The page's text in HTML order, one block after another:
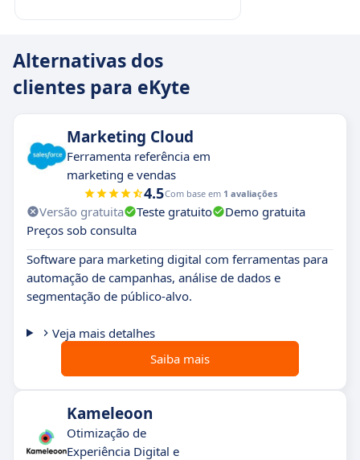
Alternativas dos
clientes para eKyte
Marketing Cloud
Ferramenta referência em
marketing e vendas
4.5Com base em 1 avaliações
Versão gratuita Teste gratuito
Demo gratuita
Preços sob consulta
Software para marketing digital com ferramentas para
automação de campanhas, análise de dados e
segmentação de público-alvo.
Veja mais detalhes
Saiba mais
Kameleoon
Otimização de
Experiência Digital e